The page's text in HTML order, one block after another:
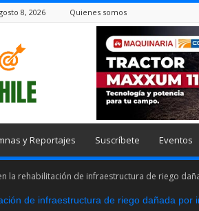
8, 2026 Quienes somos
y Reportajes Suscríbete Eventos
la rehabilitación de infraestructura de riego